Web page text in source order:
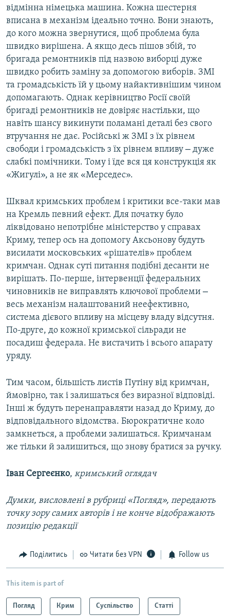
відмінна німецька машина. Кожна шестерня
вписана в механізм ідеально точно. Вони знають,
до кого можна звернутися, щоб проблема була
швидко вирішена. А якщо десь пішов збій, то
бригада ремонтників під назвою виборці дуже
швидко робить заміну за допомогою виборів. ЗМІ
та громадськість їй у цьому найактивнішим чином
допомагають. Однак керівництво Росії своїй
бригаді ремонтників не довіряє настільки, що
навіть шансу викинути поламані деталі без свого
втручання не дає. Російські ж ЗМІ з їх рівнем
свободи і громадськість з їх рівнем впливу – дуже
слабкі помічники. Тому і їде вся ця конструкція як
«Жигулі», а не як «Мерседес».
Шквал кримських проблем і критики все-таки мав
на Кремль певний ефект. Для початку було
ліквідовано непотрібне міністерство у справах
Криму, тепер ось на допомогу Аксьонову будуть
висилати московських «рішателів» проблем
кримчан. Однак суті питання подібні десанти не
вирішать. По-перше, інтервенції федеральних
чиновників не виправлять ключової проблеми –
весь механізм налаштований неефективно,
система дієвого впливу на місцеву владу відсутня.
По-друге, до кожної кримської сільради не
посадиш федерала. Не вистачить і всього апарату
уряду.
Тим часом, більшість листів Путіну від кримчан,
ймовірно, так і залишаться без виразної відповіді.
Інші ж будуть перенаправляти назад до Криму, до
відповідального відомства. Бюрократичне коло
замкнеться, а проблеми залишаться. Кримчанам
же тільки й залишиться, що знову братися за ручку.
Іван Сергеєнко, кримський оглядач
Думки, висловлені в рубриці «Погляд», передають
точку зору самих авторів і не конче відображають
позицію редакції
Поділитись Читати без VPN Follow us
This item is part of
Погляд Крим Суспільство Статті